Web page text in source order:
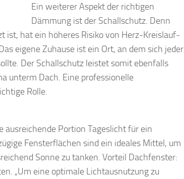
Ein weiterer Aspekt der richtigen
Dämmung ist der Schallschutz. Denn
ist, hat ein höheres Risiko von Herz-Kreislauf-
eigene Zuhause ist ein Ort, an dem sich jeder
Der Schallschutz leistet somit ebenfalls
unterm Dach. Eine professionelle
Rolle.
ausreichende Portion Tageslicht für ein
Fensterflächen sind ein ideales Mittel, um
Sonne zu tanken. Vorteil Dachfenster:
„Um eine optimale Lichtausnutzung zu